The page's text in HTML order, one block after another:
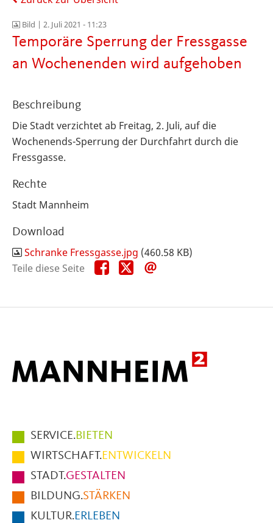
Bild | 2. Juli 2021 - 11:23
Temporäre Sperrung der Fressgasse
an Wochenenden wird aufgehoben
Beschreibung
Die Stadt verzichtet ab Freitag, 2. Juli, auf die
Wochenends-Sperrung der Durchfahrt durch die
Fressgasse.
Rechte
Stadt Mannheim
Download
Schranke Fressgasse.jpg (460.58 KB)
Teile diese Seite
Teile
diese
Teile
diese
Hauptmenüpunkte
im
Fußbereich
der
Seite
SERVICE.BIETEN
WIRTSCHAFT.ENTWICKELN
STADT.GESTALTEN
BILDUNG.STÄRKEN
KULTUR.ERLEBEN